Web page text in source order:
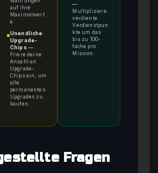
auf ihre
Maximalwert
e.
●Unendliche
Upgrade-
Chips —
Friere deine
Anzahl an
Upgrade-
Chips ein, um
alle
permanenten
Upgrades zu
kaufen.
—
Multipliziere
verdiente
Verdienstpun
kte um das
bis zu 100-
fache pro
Mission.
Fragen